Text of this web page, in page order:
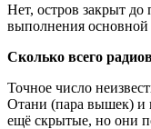
Нет, остров закрыт до
выполнения
Сколько всего
Точное число
Отани (пара вышек) и
ещё скрытые, но они